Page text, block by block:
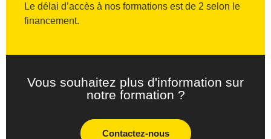
Le délai d’accès à nos formations est de 2 selon le
financement.
Vous souhaitez plus d'information sur
notre formation ?
Contactez-nous